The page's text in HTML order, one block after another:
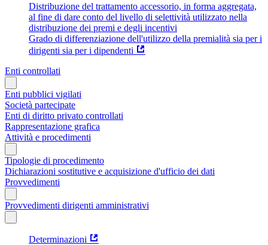
Distribuzione del trattamento accessorio, in forma aggregata,
al fine di dare conto del livello di selettività utilizzato nella
distribuzione dei premi e degli incentivi
Grado di differenziazione dell'utilizzo della premialità sia per i
dirigenti sia per i dipendenti
Enti controllati
Enti pubblici vigilati
Società partecipate
Enti di diritto privato controllati
Rappresentazione grafica
Attività e procedimenti
Tipologie di procedimento
Dichiarazioni sostitutive e acquisizione d'ufficio dei dati
Provvedimenti
Provvedimenti dirigenti amministrativi
Determinazioni